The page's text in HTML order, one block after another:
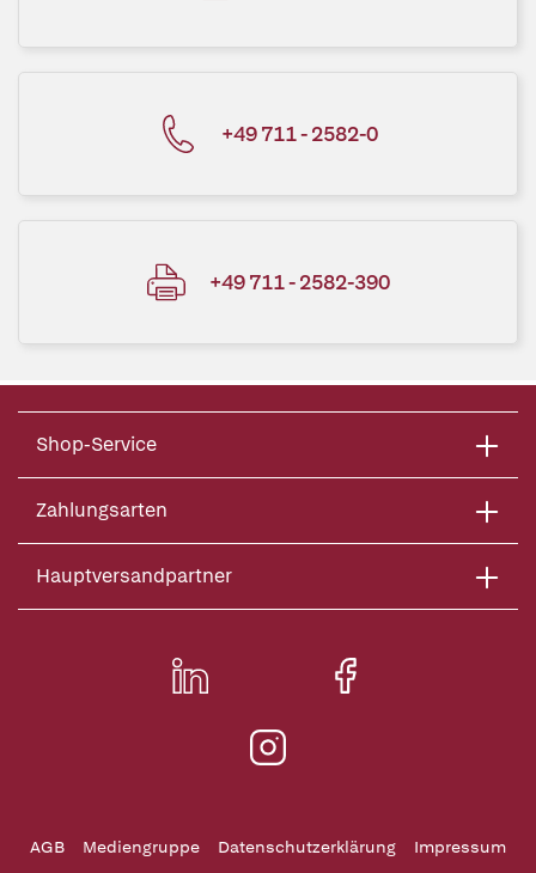
+49 711 - 2582-0
+49 711 - 2582-390
Shop-Service
Zahlungsarten
Hauptversandpartner
AGB Mediengruppe Datenschutzerklärung
Impressum